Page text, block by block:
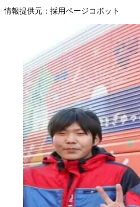
情報提供元 ： 採用ページコボット